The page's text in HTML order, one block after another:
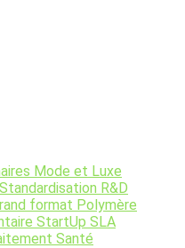
Mode et Luxe
Standardisation R&D
format Polymère
StartUp SLA
Santé